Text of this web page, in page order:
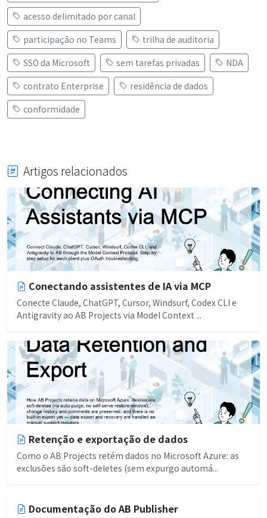
acesso delimitado por canal
participação no Teams
trilha de auditoria
SSO da Microsoft
sem tarefas privadas
NDA
contrato Enterprise
residência de dados
conformidade
Artigos relacionados
Conectando assistentes de IA via MCP
Conecte Claude, ChatGPT, Cursor, Windsurf, Codex CLI e
Antigravity ao AB Projects via Model Context ...
Retenção e exportação de dados
Como o AB Projects retém dados no Microsoft Azure: as
exclusões são soft-deletes (sem expurgo automá...
Documentação do AB Publisher